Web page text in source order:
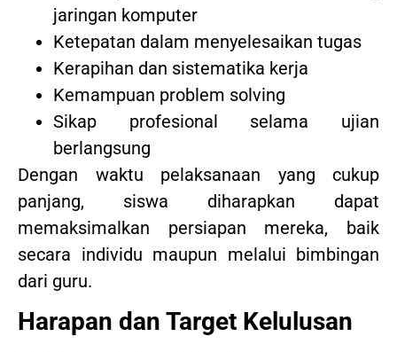
jaringan komputer
Ketepatan dalam menyelesaikan tugas
Kerapihan dan sistematika kerja
Kemampuan problem solving
Sikap profesional selama ujian
berlangsung
Dengan waktu pelaksanaan yang cukup
panjang, siswa diharapkan dapat
memaksimalkan persiapan mereka, baik
secara individu maupun melalui bimbingan
dari guru.
Harapan dan Target Kelulusan